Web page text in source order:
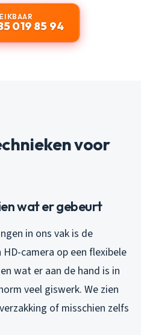
019 85 94
voor
wat er gebeurt
in ons vak is de
camera op een flexibele
wat er aan de hand is in
veel giswerk. We zien
of misschien zelfs